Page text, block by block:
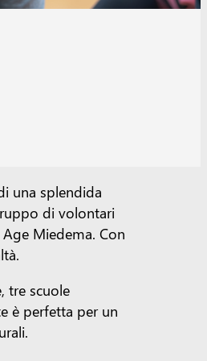
una splendida
di volontari
Miedema. Con
tre scuole
è perfetta per un